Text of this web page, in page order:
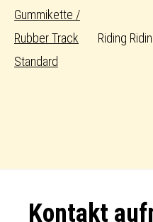
Gummikette /
Rubber Track
Standard
Riding
Footer
Kontakt